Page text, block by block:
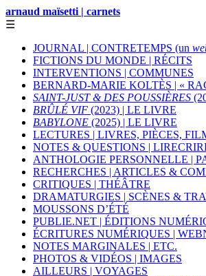
arnaud maïsetti | carnets
☰
JOURNAL | CONTRETEMPS (un
FICTIONS DU MONDE | RÉCITS
INTERVENTIONS | COMMUNES
BERNARD-MARIE KOLTÈS | «
SAINT-JUST & DES POUSSIÈRES
BRÛLÉ VIF (2023) | LE LIVRE
BABYLONE (2025) | LE LIVRE
LECTURES | LIVRES, PIÈCES,
NOTES & QUESTIONS |
ANTHOLOGIE PERSONNELLE |
RECHERCHES | ARTICLES &
CRITIQUES | THÉÂTRE
DRAMATURGIES | SCÈNES &
MOUSSONS D’ÉTÉ
PUBLIE.NET | ÉDITIONS
ÉCRITURES NUMÉRIQUES |
NOTES MARGINALES | ETC.
PHOTOS & VIDÉOS | IMAGES
AILLEURS | VOYAGES